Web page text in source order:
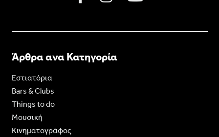
Άρθρα ανα Κατηγορία
Εστιατόρια
Bars & Clubs
Things to do
Moυσική
Κινηματογράφος